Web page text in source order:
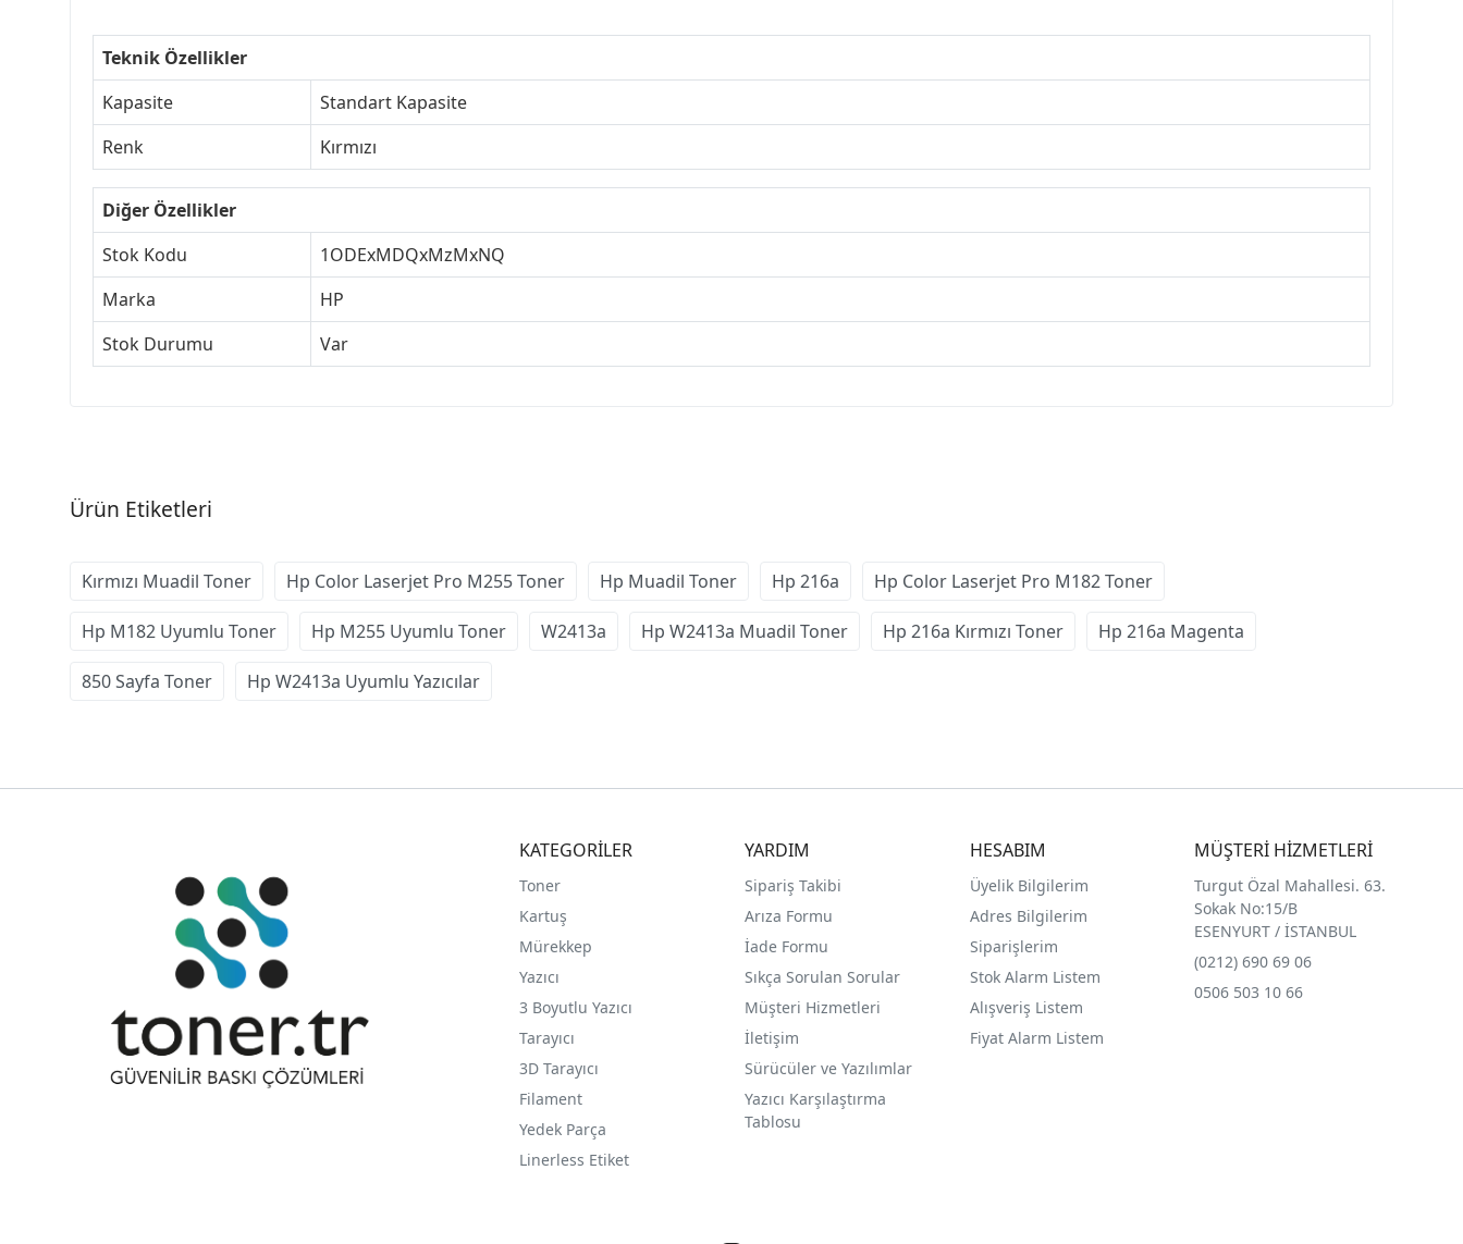
Teknik Özellikler
Kapasite
Standart Kapasite
Renk
Kırmızı
Diğer Özellikler
Stok Kodu
1ODExMDQxMzMxNQ
Marka
HP
Stok Durumu
Var
Ürün Etiketleri
Kırmızı Muadil Toner Hp Color Laserjet Pro M255 Toner Hp Muadil Toner Hp 216a Hp Color Laserjet Pro M182 Toner
Hp M182 Uyumlu Toner Hp M255 Uyumlu Toner W2413a Hp W2413a Muadil Toner Hp 216a Kırmızı Toner Hp 216a Magenta
850 Sayfa Toner Hp W2413a Uyumlu Yazıcılar
KATEGORİLER
Toner
Kartuş
Mürekkep
Yazıcı
3 Boyutlu Yazıcı
Tarayıcı
3D Tarayıcı
Filament
Yedek Parça
Linerless Etiket
YARDIM
Sipariş Takibi
Arıza Formu
İade Formu
Sıkça Sorulan Sorular
Müşteri Hizmetleri
İletişim
Sürücüler ve Yazılımlar
Yazıcı Karşılaştırma
Tablosu
HESABIM
Üyelik Bilgilerim
Adres Bilgilerim
Siparişlerim
Stok Alarm Listem
Alışveriş Listem
Fiyat Alarm Listem
MÜŞTERİ HİZMETLERİ
Turgut Özal Mahallesi. 63.
Sokak No:15/B
ESENYURT / İSTANBUL
(0212) 690 69 06
0506 503 10 66